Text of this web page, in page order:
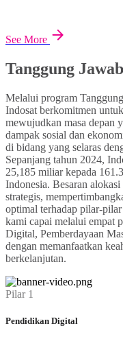
See More
Tanggung
Melalui program
Indosat berkomitmen
mewujudkan masa depan
dampak sosial dan
di bidang yang selaras
Sepanjang tahun 2024,
25,185 miliar kepada
Indonesia. Besaran
strategis,
optimal terhadap pilar-
kami capai melalui empat
Digital, Pemberdayaan
dengan memanfaatkan
berkelanjutan.
Pilar 1
Pendidikan Digital